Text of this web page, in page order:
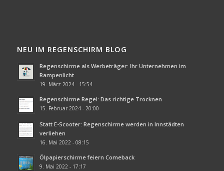
NEU IM REGENSCHIRM BLOG
Regenschirme als Werbeträger: Ihr Unternehmen im
Rampenlicht
19. März 2024 - 15:54
Regenschirme Regel: Das richtige Trocknen
15. Februar 2024 - 20:00
Statt E-Scooter: Regenschirme werden in Innstädten
verliehen
16. Mai 2022 - 08:15
Ölpapierschirme feiern Comeback
9. Mai 2022 - 17:17